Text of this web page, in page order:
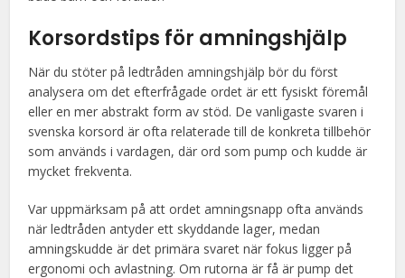
Korsordstips för amningshjälp
När du stöter på ledtråden amningshjälp bör du först
analysera om det efterfrågade ordet är ett fysiskt föremål
eller en mer abstrakt form av stöd. De vanligaste svaren i
svenska korsord är ofta relaterade till de konkreta tillbehör
som används i vardagen, där ord som pump och kudde är
mycket frekventa.
Var uppmärksam på att ordet amningsnapp ofta används
när ledtråden antyder ett skyddande lager, medan
amningskudde är det primära svaret när fokus ligger på
ergonomi och avlastning. Om rutorna är få är pump det